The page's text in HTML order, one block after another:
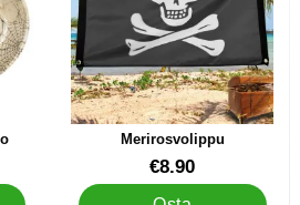
Merirosvolippu
Tuote.nro 15926€8.90